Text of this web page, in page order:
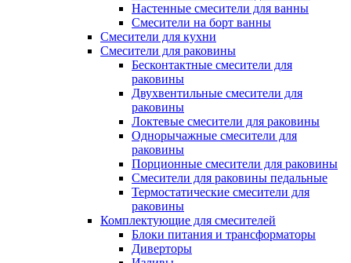
Настенные смесители для ванны
Смесители на борт ванны
Смесители для кухни
Смесители для раковины
Бесконтактные смесители для
раковины
Двухвентильные смесители для
раковины
Локтевые смесители для раковины
Однорычажные смесители для
раковины
Порционные смесители для раковины
Смесители для раковины педальные
Термостатические смесители для
раковины
Комплектующие для смесителей
Блоки питания и трансформаторы
Диверторы